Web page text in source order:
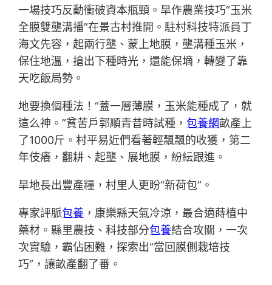
一場技巧反動衝破資本瓶頸。旱作農業技巧“玉米
全膜雙壟溝播”在景古村推開。駐村科技特派員丁
海文先容，起兩行壟、蒙上地膜，壟溝種玉米，
保住地溫，搶出下種時光，還能保墑，轉變了靠
天吃飯局勢。
地要換個種法！“蓋一層薄膜，玉米能種成了，就
這么神。”貧苦戶郭順青昔時試種，包養網畝產上
了1000斤。村平易近們看著輕飄飄的收獲，第二
年伎癢，翻耕、起壟、展地膜，紛紜跟進。
旱地長出豐產糧，村里人更盼“新荷包”。
專家評脈包養 ，康樂縣天氣冷涼，最合適蒔植中
藥材。縣里農技、科技部分包養結合攻關，一次
次實驗，霸佔困難，探索出“當回膜側栽培技
巧”，讓畝產翻了番。